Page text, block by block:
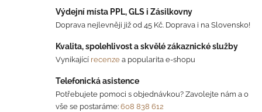
Výdejní místa PPL, GLS i Zásilkovny
Doprava nejlevněji již od 45 Kč. Doprava i na Slovensko!
Kvalita, spolehlivost a skvělé zákaznické služby
Vynikající recenze a popularita e-shopu
Telefonická asistence
Potřebujete pomoci s objednávkou? Zavolejte nám a o
vše se postaráme: 608 838 612